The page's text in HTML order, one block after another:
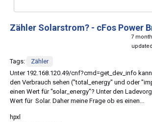
Zähler Solarstrom? - cFos Power
7
Tags:
Zähler
Unter 192.168.120.49/cnf?cmd=get_dev_info
den Verbrauch sehen ("total_energy" und oder
einen Wert für "solar_energy"? Unter den
Wert für Solar. Daher meine Frage ob es einen...
hpxl